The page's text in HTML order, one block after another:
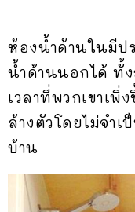
ห้องน้ำด้านในมีป
น้ำด้านนอกได้ ทั้ง
เวลาที่พวกเขาเพิ่
ล้างตัวโดยไม่จำเ
บ้าน